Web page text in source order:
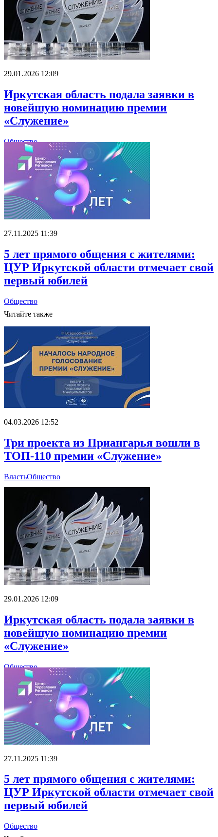
29.01.2026 12:09
Иркутская область подала заявки в
новейшую номинацию премии
«Служение»
Общество
27.11.2025 11:39
5 лет прямого общения с жителями:
ЦУР Иркутской области отмечает свой
первый юбилей
Общество
Читайте также
04.03.2026 12:52
Три проекта из Приангарья вошли в
ТОП-110 премии «Служение»
ВластьОбщество
29.01.2026 12:09
Иркутская область подала заявки в
новейшую номинацию премии
«Служение»
Общество
27.11.2025 11:39
5 лет прямого общения с жителями:
ЦУР Иркутской области отмечает свой
первый юбилей
Общество